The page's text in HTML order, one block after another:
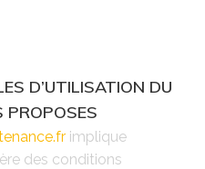
D’UTILISATION DU
PROPOSES
implique
des conditions